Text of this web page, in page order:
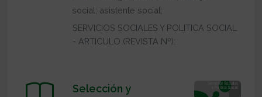
social; asistente social;
SERVICIOS SOCIALES Y POLITICA SOCIAL
- ARTICULO (REVISTA Nº):
Selección y